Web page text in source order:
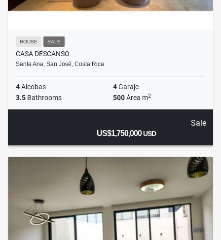
HOUSE SALE
CASA DESCANSO
Santa Ana, San José, Costa Rica
4Alcobas 4Garaje
3.5 Bathrooms 500Área m2
Sale
US$1,750,000USD